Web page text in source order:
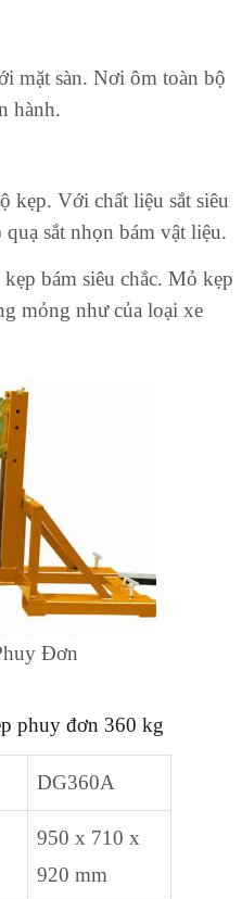
mặt sàn. Nơi ôm toàn bộ
hành.
kẹp. Với chất liệu sắt siêu
sắt nhọn bám vật liệu.
bám siêu chắc. Mỏ kẹp
mỏng như của loại xe
Đơn
phuy đơn 360 kg
DG360A
950 x 710 x
920 mm